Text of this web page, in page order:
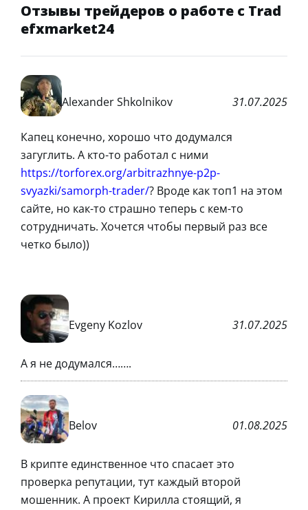
Отзывы трейдеров о работе с Trad
efxmarket24
Alexander Shkolnikov 31.07.2025
Капец конечно, хорошо что додумался
загуглить. А кто-то работал с ними
https://torforex.org/arbitrazhnye-p2p-
svyazki/samorph-trader/? Вроде как топ1 на этом
сайте, но как-то страшно теперь с кем-то
сотрудничать. Хочется чтобы первый раз все
четко было))
Evgeny Kozlov 31.07.2025
А я не додумался…….
Belov 01.08.2025
В крипте единственное что спасает это
проверка репутации, тут каждый второй
мошенник. А проект Кирилла стоящий, я